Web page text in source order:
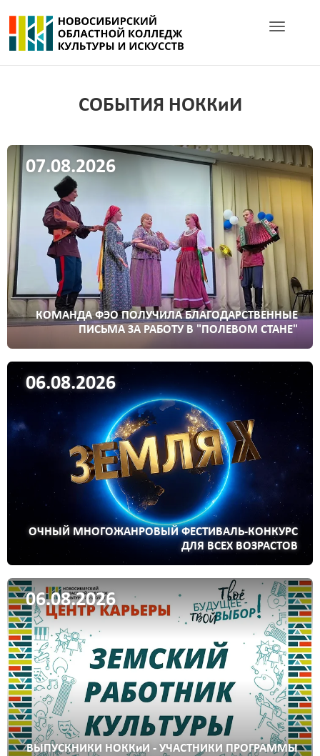
Toggle
СОБЫТИЯ НОККиИ
07.08.2026
КОМАНДА ФЭО ПОЛУЧИЛА БЛАГОДАРСТВЕННЫЕ
ПИСЬМА ЗА РАБОТУ В "ПОЛЕВОМ СТАНЕ"
06.08.2026
ОЧНЫЙ МНОГОЖАНРОВЫЙ ФЕСТИВАЛЬ-КОНКУРС
ДЛЯ ВСЕХ ВОЗРАСТОВ
06.08.2026
ВЫПУСКНИКИ НОККиИ - УЧАСТНИКИ ПРОГРАММЫ